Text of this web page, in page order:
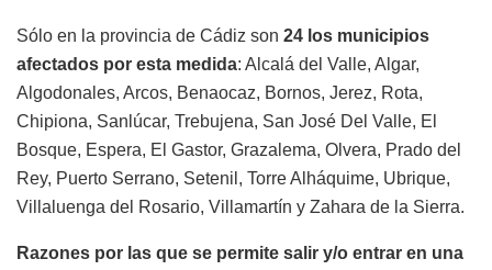
Sólo en la provincia de Cádiz son 24 los municipios
afectados por esta medida: Alcalá del Valle, Algar,
Algodonales, Arcos, Benaocaz, Bornos, Jerez, Rota,
Chipiona, Sanlúcar, Trebujena, San José Del Valle, El
Bosque, Espera, El Gastor, Grazalema, Olvera, Prado del
Rey, Puerto Serrano, Setenil, Torre Alháquime, Ubrique,
Villaluenga del Rosario, Villamartín y Zahara de la Sierra.
Razones por las que se permite salir y/o entrar en una